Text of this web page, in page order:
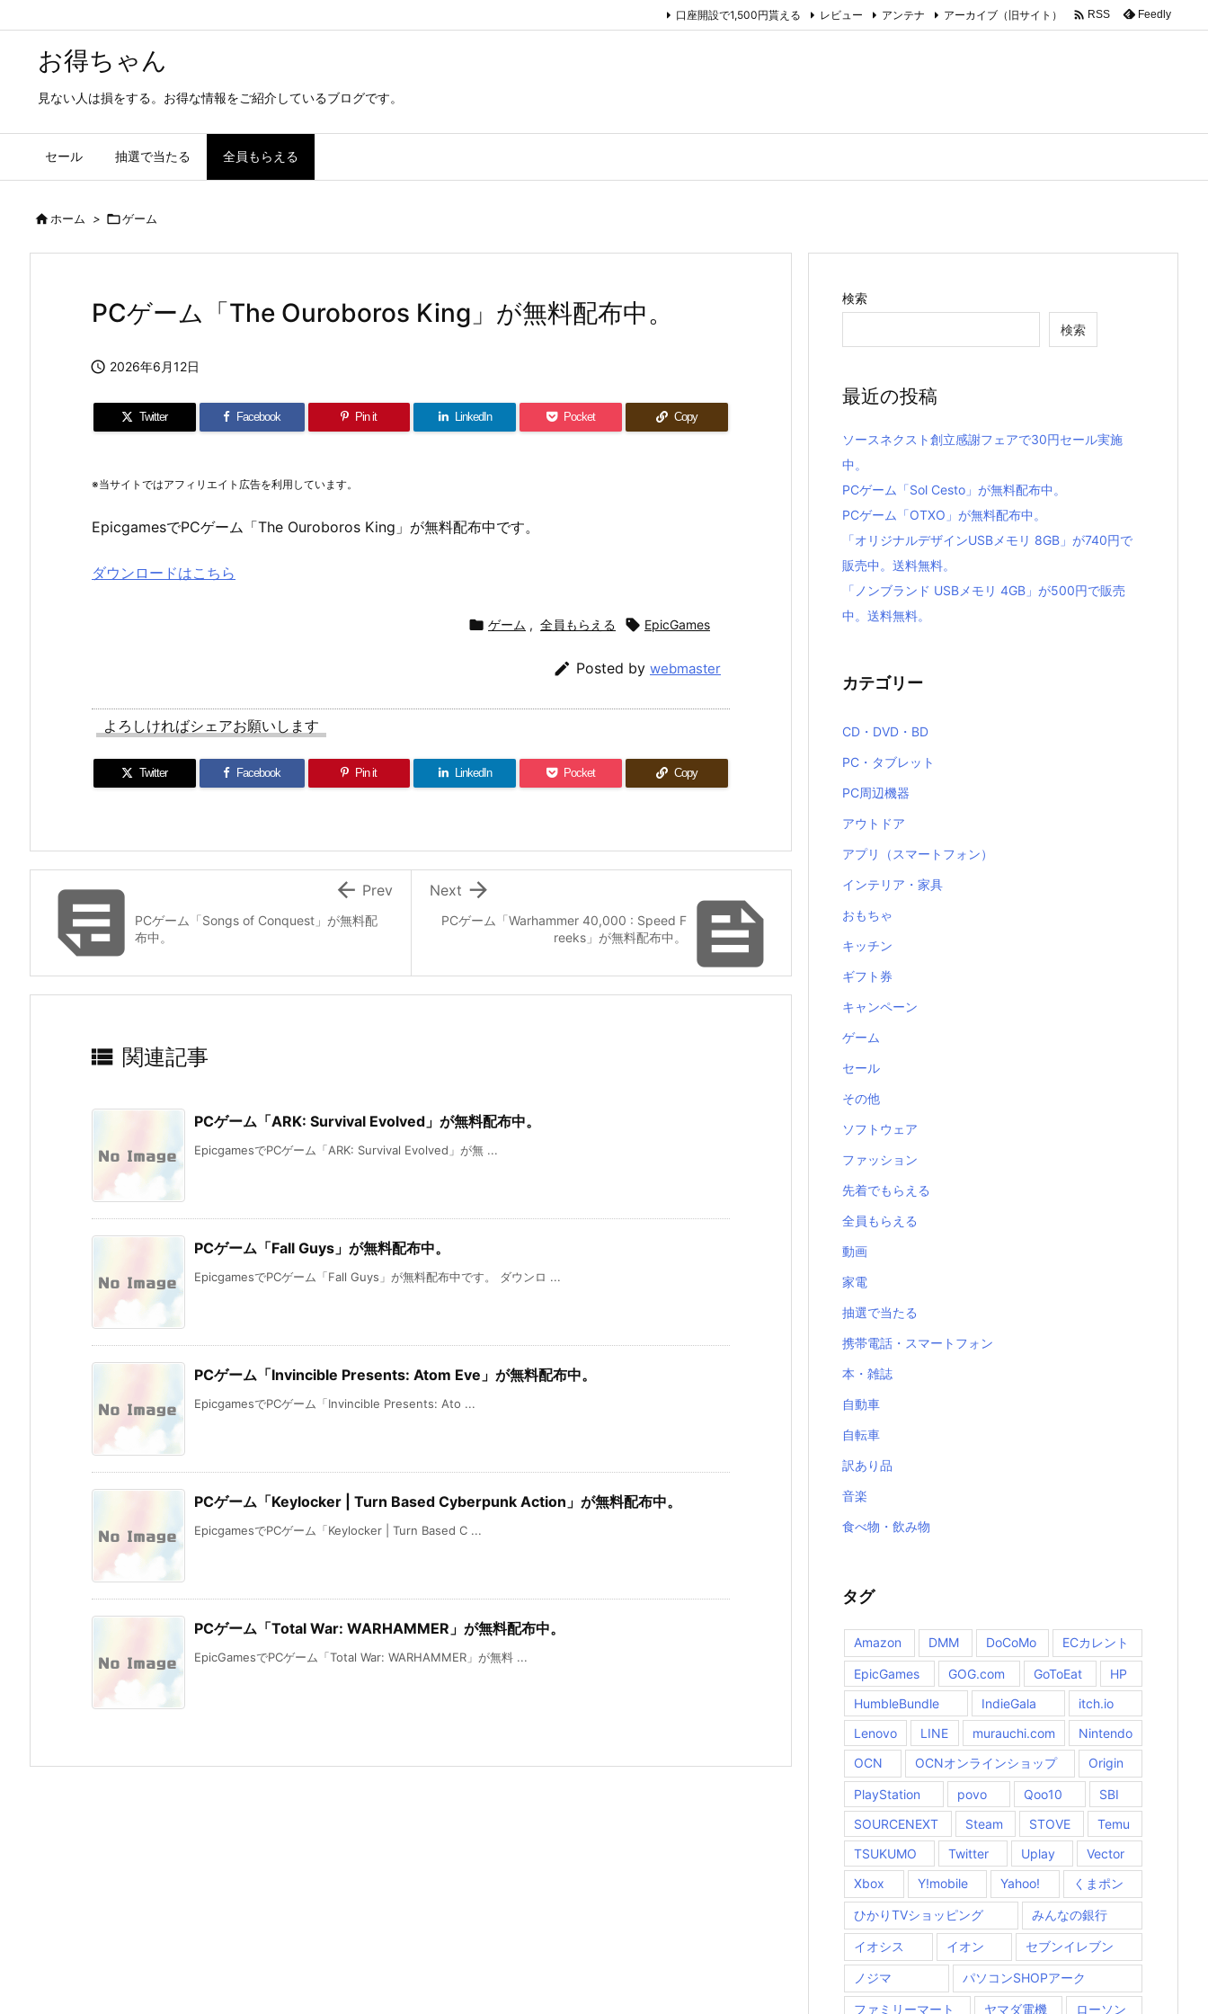
お得ちゃん
見ない人は損をする。お得な情報をご紹介しているブログです。
セール 抽選で当たる 全員もらえる
口座開設で1,500円貰える レビュー アンテナ アーカイブ（旧サイト）  RSS Feedly
ホーム > ゲーム
PCゲーム「The Ouroboros King」が無料配布中。
 2026年6月12日
Twitter Facebook Pin it LinkedIn Pocket Copy
※当サイトではアフィリエイト広告を利用しています。
EpicgamesでPCゲーム「The Ouroboros King」が無料配布中です。
ダウンロードはこちら
 ゲーム , 全員もらえる  EpicGames
 Posted by webmaster
よろしければシェアお願いします
Twitter Facebook Pin it LinkedIn Pocket Copy

PCゲーム「Warhammer 40,000 : Speed F
reeks」が無料配布中。

Next
PCゲーム「Songs of Conquest」が無料配
布中。
 Prev
 関連記事
PCゲーム「ARK: Survival Evolved」が無料配布中。
EpicgamesでPCゲーム「ARK: Survival Evolved」が無 ...
PCゲーム「Fall Guys」が無料配布中。
EpicgamesでPCゲーム「Fall Guys」が無料配布中です。 ダウンロ ...
PCゲーム「Invincible Presents: Atom Eve」が無料配布中。
EpicgamesでPCゲーム「Invincible Presents: Ato ...
PCゲーム「Keylocker | Turn Based Cyberpunk Action」が無料配布中。
EpicgamesでPCゲーム「Keylocker | Turn Based C ...
PCゲーム「Total War: WARHAMMER」が無料配布中。
EpicGamesでPCゲーム「Total War: WARHAMMER」が無料 ...
検索
検索
最近の投稿
ソースネクスト創立感謝フェアで30円セール実施
中。
PCゲーム「Sol Cesto」が無料配布中。
PCゲーム「OTXO」が無料配布中。
「オリジナルデザインUSBメモリ 8GB」が740円で
販売中。送料無料。
「ノンブランド USBメモリ 4GB」が500円で販売
中。送料無料。
カテゴリー
CD・DVD・BD
PC・タブレット
PC周辺機器
アウトドア
アプリ（スマートフォン）
インテリア・家具
おもちゃ
キッチン
ギフト券
キャンペーン
ゲーム
セール
その他
ソフトウェア
ファッション
先着でもらえる
全員もらえる
動画
家電
抽選で当たる
携帯電話・スマートフォン
本・雑誌
自動車
自転車
訳あり品
音楽
食べ物・飲み物
タグ
Amazon DMM DoCoMo ECカレント
EpicGames GOG.com GoToEat
HP
HumbleBundle
IndieGala
itch.io
Lenovo
LINE murauchi.com
Nintendo
OCN
OCNオンラインショップ Origin
PlayStation povo Qoo10
SBI
SOURCENEXT
Steam STOVE
Temu
TSUKUMO
Twitter Uplay
Vector
Xbox
Y!mobile Yahoo! くまポン
ひかりTVショッピング みんなの銀行
イオシス イオン セブンイレブン
ノジマ パソコンSHOPアーク
ファミリーマート ヤマダ電機 ローソン